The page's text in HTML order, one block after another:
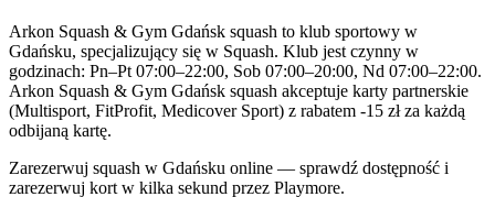
Arkon Squash & Gym Gdańsk squash to klub sportowy w
Gdańsku, specjalizujący się w Squash. Klub jest czynny w
godzinach: Pn–Pt 07:00–22:00, Sob 07:00–20:00, Nd 07:00–22:00.
Arkon Squash & Gym Gdańsk squash akceptuje karty partnerskie
(Multisport, FitProfit, Medicover Sport) z rabatem -15 zł za każdą
odbijaną kartę.
Zarezerwuj squash w Gdańsku online — sprawdź dostępność i
zarezerwuj kort w kilka sekund przez Playmore.